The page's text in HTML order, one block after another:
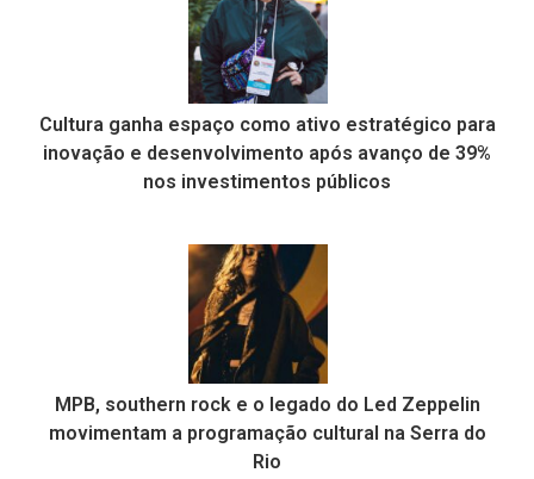
Cultura ganha espaço como ativo estratégico para
inovação e desenvolvimento após avanço de 39%
nos investimentos públicos
MPB, southern rock e o legado do Led Zeppelin
movimentam a programação cultural na Serra do
Rio